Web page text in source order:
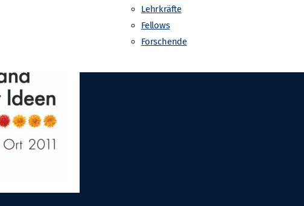
Lehrkräfte
Fellows
Forschende